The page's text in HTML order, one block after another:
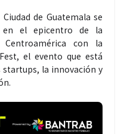
de Guatemala se
en el epicentro de la
con la
el evento que está
la innovación y